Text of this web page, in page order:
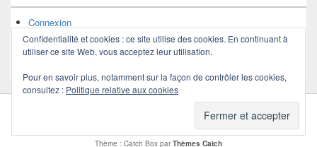
Connexion
Flux des publications
Flux des commentaires
. Tous droits réservés.Politique de confidentialité
Thème : Catch Box parThèmes Catch
Confidentialité et cookies : ce site utilise des cookies. En continuant à
utiliser ce site Web, vous acceptez leur utilisation.
Pour en savoir plus, notamment sur la façon de contrôler les cookies,
consultez : Politique relative aux cookies